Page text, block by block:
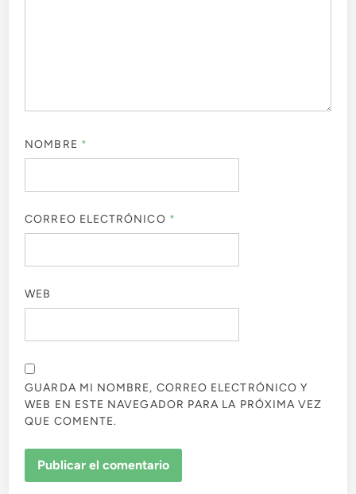
NOMBRE *
CORREO ELECTRÓNICO *
WEB
GUARDA MI NOMBRE, CORREO ELECTRÓNICO Y
WEB EN ESTE NAVEGADOR PARA LA PRÓXIMA VEZ
QUE COMENTE.